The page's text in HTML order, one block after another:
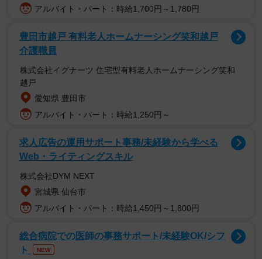
線を画す黒紋付の仕立てである点が特長です。冠婚葬祭の
最高礼装に用いられる深い「黒」を基調とし、背中、両
胸、両袖の5箇所に家紋が入る「五つ紋」の様式は、着物の
中でも最も格式高いものとされています。地色が漆黒だか
らこそ、合わせる帯や小物の色・柄が鮮烈に引き立ち、コ
アルバイト・パート：時給1,700円～1,780円
豊田市越戸 有料老人ホームナーシング笑和越戸
介護職員
株式会社イグナーツ 住宅型有料老人ホームナーシング笑和
越戸
愛知県 豊田市
アルバイト・パート：時給1,250円～
求人広告の運用サポート事務/未経験から学べる
Web・ライティングスキル
株式会社DYM NEXT
宮城県 仙台市
アルバイト・パート：時給1,450円～1,800円
総合病院での医師の事務サポート/未経験OK/シフ
ト
NEW